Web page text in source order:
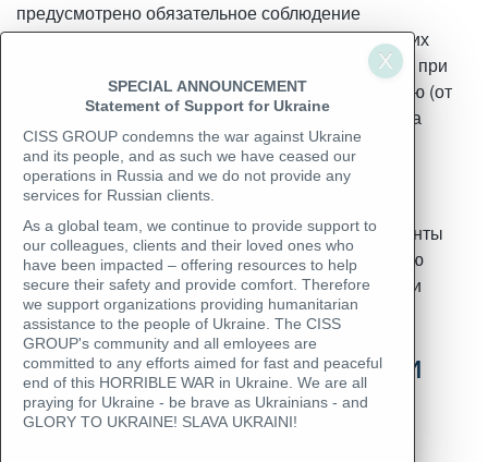
предусмотрено обязательное соблюдение
температурного режима. По этой причине, для них
устанавливается специальный режим перевозок при
необходимости доставить из одной точки в другую (от
производителя к потребителю). Поэтому доставка
консервированной продукции осуществляется с
использованием авторефрижераторов и
изотермических фургонов.
Высокопрофессиональные инспектора и лаборанты
компании CISS GROUP осуществляют инспекцию
консервированных продуктов в любой точке цепи
поставок.
Основные этапы проверки
консервированных
продуктов:
SPECIAL ANNOUNCEMENT
Statement of Support for Ukraine
CISS GROUP condemns the war against Ukraine
and its people, and as such we have ceased our
operations in Russia and we do not provide any
services for Russian clients.
As a global team, we continue to provide support to
our colleagues, clients and their loved ones who
have been impacted – offering resources to help
secure their safety and provide comfort. Therefore
we support organizations providing humanitarian
assistance to the people of Ukraine. The CISS
GROUP's community and all emloyees are
committed to any efforts aimed for fast and peaceful
end of this HORRIBLE WAR in Ukraine. We are all
praying for Ukraine - be brave as Ukrainians - and
GLORY TO UKRAINE! SLAVA UKRAINI!